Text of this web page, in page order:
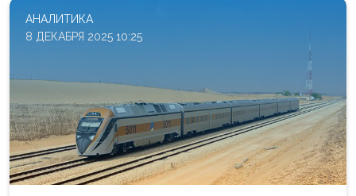
АНАЛИТИКА
8 ДЕКАБРЯ 2025 10:25